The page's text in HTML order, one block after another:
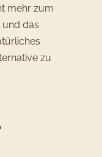
mehr zum
und das
zu